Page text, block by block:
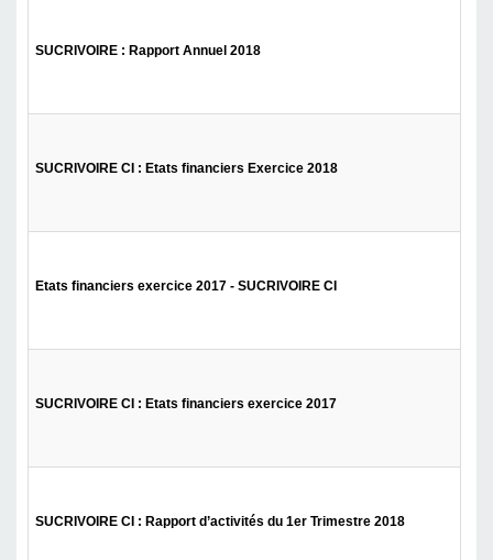
SUCRIVOIRE : Rapport Annuel 2018
SUCRIVOIRE CI : Etats financiers Exercice 2018
Etats financiers exercice 2017 - SUCRIVOIRE CI
SUCRIVOIRE CI : Etats financiers exercice 2017
SUCRIVOIRE CI : Rapport d’activités du 1er Trimestre 2018